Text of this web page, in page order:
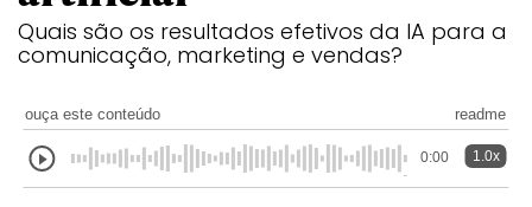
Quais são os resultados efetivos da IA para a
comunicação, marketing e vendas?
ouça este conteúdo readme
0:00 1.0x